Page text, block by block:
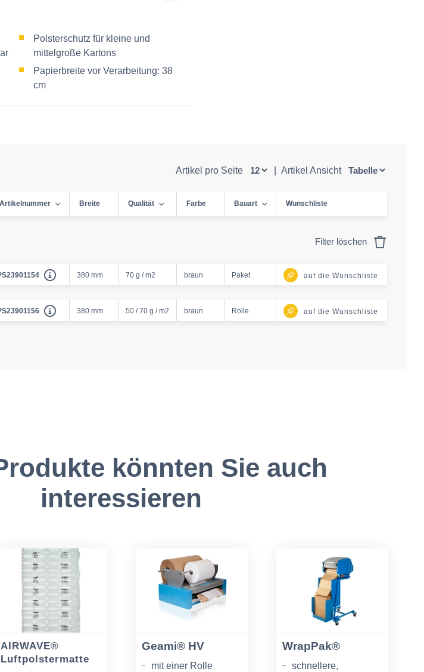
Polsterschutz für kleine und
mittelgroße Kartons
Papierbreite vor Verarbeitung: 38
cm
Artikel pro Seite Artikel Ansicht
Artikelnummer Breite Qualität Farbe Bauart Wunschliste
Filter löschen
380 mm 70 g / m2 braun Paket auf die Wunschliste
380 mm 50 / 70 g / m2 braun Rolle auf die Wunschliste
könnten Sie auch
interessieren
AIRWAVE®
Luftpolstermatte
Geami® HV
mit einer Rolle
WrapPak®
schnellere,